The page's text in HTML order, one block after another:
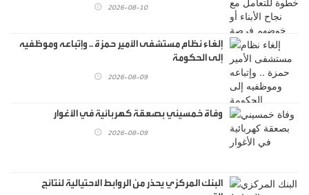
2026-08-10
إلغاء نظام مستشفى الأمير حمزة .. وإتباعه وموظفيه
إلى الحكومة
2026-08-09
وفاة خمسيني بصعقة كهربائية في الأغوار
2026-08-09
البنك المركزي يحذر من الروابط الاحتيالية لنتائج